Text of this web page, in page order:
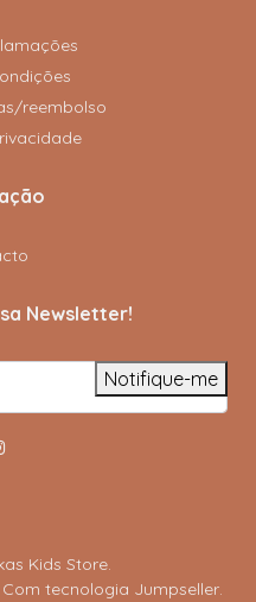
reembolso
Newsletter!
Notifique-me
Kids Store.
Com tecnologia Jumpseller.